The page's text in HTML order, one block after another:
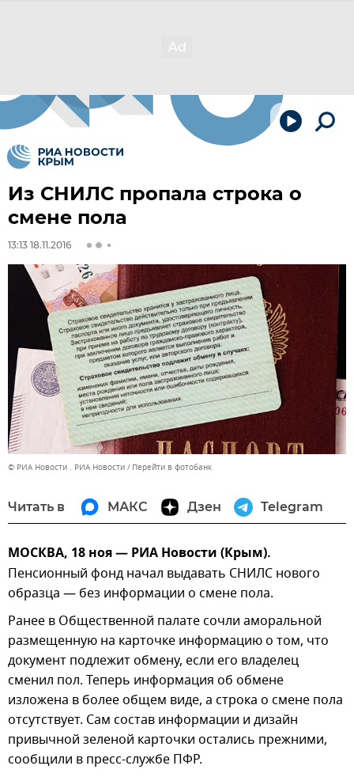
Из СНИЛС пропала строка о
смене пола
13:13 18.11.2016
© РИА Новости . РИА Новости Перейти в фотобанк
Читать в МАКС Дзен Telegram
МОСКВА, 18 ноя — РИА Новости (Крым).
Пенсионный фонд начал выдавать СНИЛС нового
образца — без информации о смене пола.
Ранее в Общественной палате сочли аморальной
размещенную на карточке информацию о том, что
документ подлежит обмену, если его владелец
сменил пол. Теперь информация об обмене
изложена в более общем виде, а строка о смене пола
отсутствует. Сам состав информации и дизайн
привычной зеленой карточки остались прежними,
сообщили в пресс-службе ПФР.